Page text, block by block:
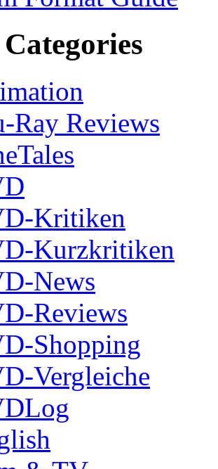
Ray Reviews
Kritiken
Kurzkritiken
News
Reviews
Shopping
Vergleiche